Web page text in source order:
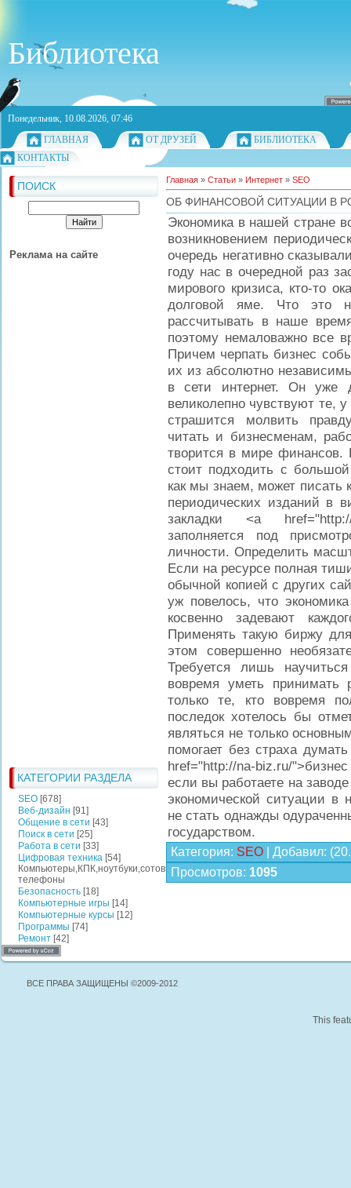
Библиотека
Понедельник, 10.08.2026, 07:46
ГЛАВНАЯ
ОТ ДРУЗЕЙ
БИБЛИОТЕКА
КОНТАКТЫ
ПОИСК
Реклама на сайте
КАТЕГОРИИ РАЗДЕЛА
SEO [678]
Веб-дизайн [91]
Общение в сети [43]
Поиск в сети [25]
Работа в сети [33]
Цифровая техника [54]
Компьютеры,КПК,ноутбуки,сотовые
телефоны
Безопасность [18]
Компьютерные игры [14]
Компьютерные курсы [12]
Программы [74]
Ремонт [42]
Главная » Статьи » Интернет » SEO
ОБ ФИНАНСОВОЙ СИТУАЦИИ В
Экономика в нашей стране
возникновением
очередь негативно
году нас в очередной раз
мирового кризиса, кто-то
долговой яме. Что это
рассчитывать в наше
поэтому немаловажно все
Причем черпать бизнес
их из абсолютно
в сети интернет. Он уже
великолепно чувствуют те,
страшится молвить
читать и бизнесменам,
творится в мире финансов.
стоит подходить с
как мы знаем, может писать
периодических изданий в
закладки <a
заполняется под
личности. Определить
Если на ресурсе полная
обычной копией с других
уж повелось, что
косвенно задевают
Применять такую биржу
этом совершенно
Требуется лишь
вовремя уметь принимать
только те, кто вовремя
последок хотелось бы
являться не только
помогает без страха
href="http://na-biz.ru/
если вы работаете на
экономической ситуации в
не стать однажды
государством.
Категория: SEO Добавил:
Просмотров: 1095
ВСЕ ПРАВА ЗАЩИЩЕНЫ ©2009-2012
This